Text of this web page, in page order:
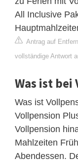
All Inclusive
Antrag auf
vollständige Antwort
Was ist bei
Was ist
Vollpension
Vollpension
Mahlzeiten
Abendessen.